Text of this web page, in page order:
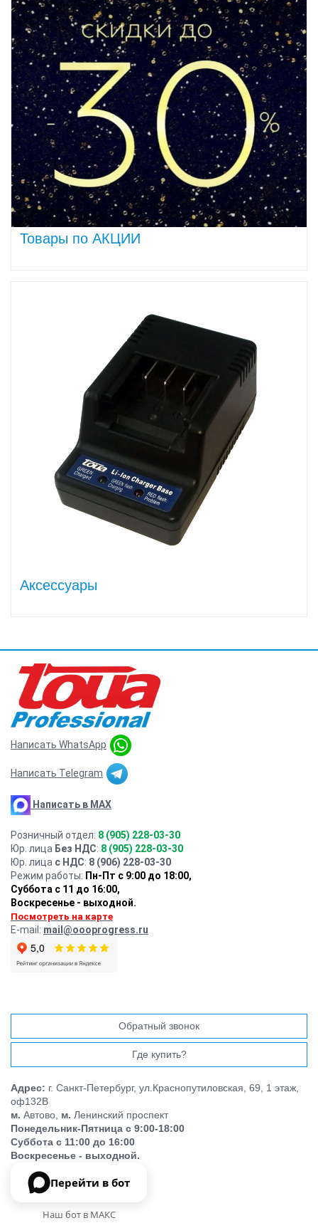
Товары по АКЦИИ
Аксессуары
Написать WhatsApp
Написать Telegram
Написать в MAX
Розничный отдел: 8 (905) 228-03-30
Юр. лица Без НДС: 8 (905) 228-03-30
Юр. лица с НДС: 8 (906) 228-03-30
Режим работы: Пн-Пт с 9:00 до 18:00,
Суббота с 11 до 16:00,
Воскресенье - выходной.
Посмотреть на карте
E-mail: mail@oooprogress.ru
Обратный звонок
Где купить?
Адрес: г. Санкт-Петербург, ул.Краснопутиловская, 69, 1 этаж,
оф132В
м. Автово, м. Ленинский проспект
Понедельник-Пятница с 9:00-18:00
Суббота с 11:00 до 16:00
Воскресенье - выходной.
Перейти в бот
Наш бот в МАКС